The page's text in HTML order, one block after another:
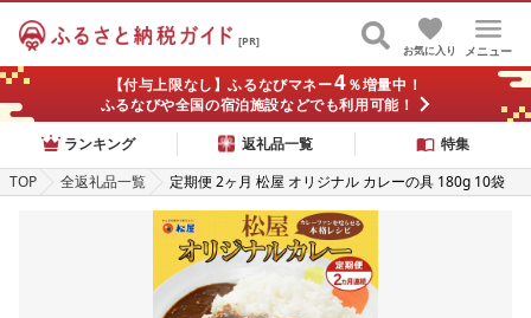
[PR]
メニュー
お気に入り
【付与上限なし】ふるなびマネー4％増量中！
ふるなびや全国の宿泊施設などでも利用可能！
ランキング
返礼品一覧
特集
TOP
全返礼品一覧
定期便 2ヶ月 松屋 オリジナル カレーの具 180g 10袋
カレー レトルトカレー 辛口 スパイス カレギュウ レト
ルト 冷凍 時短 簡単 便利 レンチン おかず 保存食 備蓄
お取り寄せ グルメ 埼玉県 嵐山町